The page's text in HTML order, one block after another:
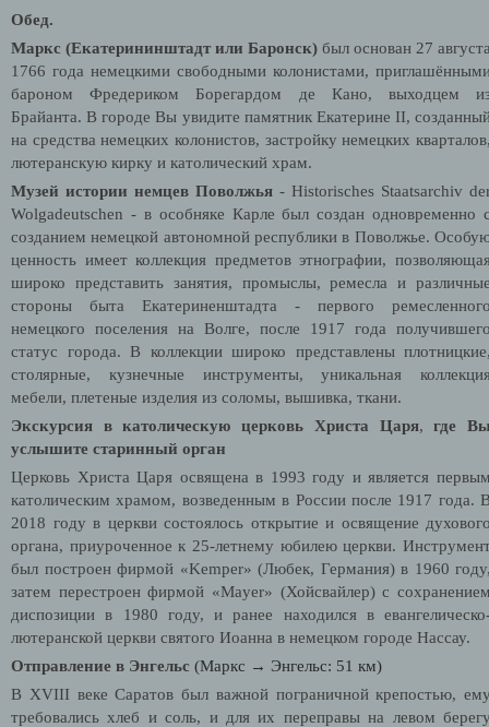
Обед.
Маркс (Екатерининштадт или Баронск) был основан 27
1766 года немецкими свободными колонистами,
бароном Фредериком Борегардом де Кано, выходцем
Брайанта. В городе Вы увидите памятник Екатерине II,
на средства немецких колонистов, застройку немецких
лютеранскую кирку и католический храм.
Музей истории немцев Поволжья - Historisches Staatsarchiv
Wolgadeutschen - в особняке Карле был создан одновременно
созданием немецкой автономной республики в Поволжье.
ценность имеет коллекция предметов этнографии,
широко представить занятия, промыслы, ремесла и
стороны быта Екатериненштадта - первого
немецкого поселения на Волге, после 1917 года
статус города. В коллекции широко представлены
столярные, кузнечные инструменты, уникальная
мебели, плетеные изделия из соломы, вышивка, ткани.
Экскурсия в католическую церковь Христа Царя,где
услышите старинный орган
Церковь Христа Царя освящена в 1993 году и является
католическим храмом, возведенным в России после 1917 года.
2018 году в церкви состоялось открытие и освящение
органа, приуроченное к 25-летнему юбилею церкви.
был построен фирмой «Kemper» (Любек, Германия) в 1960
затем перестроен фирмой «Mayer» (Хойсвайлер) с
диспозиции в 1980 году, и ранее находился в
лютеранской церкви святого Иоанна в немецком городе Нассау.
Отправление в Энгельс (Маркс → Энгельс: 51 км)
В XVIII веке Саратов был важной пограничной крепостью,
требовались хлеб и соль, и для их переправы на левом